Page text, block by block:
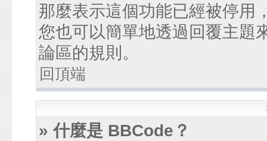
那麼表示這個功能已經被停用
您也可以簡單地透過回覆主題
論區的規則。
回頂端
» 什麼是 BBCode？